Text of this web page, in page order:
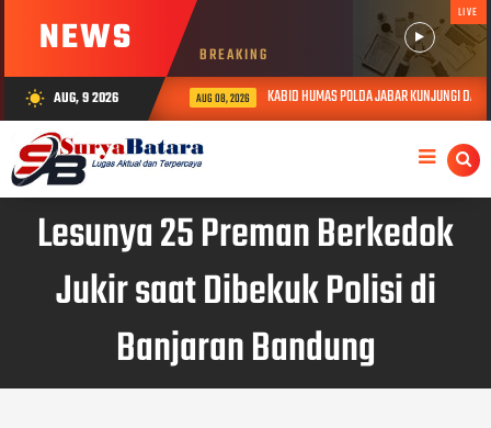
NEWS BREAKING
LIVE
wb_sunny AUG, 9 2026 AUG 08, 2026 KABID HUMAS POLDA JABAR KUNJUNGI DAN
Lesunya 25 Preman Berkedok
Jukir saat Dibekuk Polisi di
Banjaran Bandung